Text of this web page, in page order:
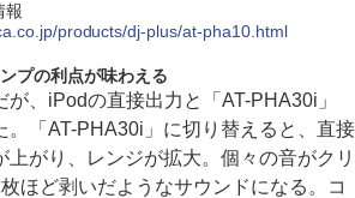
報
products/dj-plus/at-pha10.html
プの利点が味わえる
、iPodの直接出力と「AT-PHA30i」
。「AT-PHA30i」に切り替えると、直接
上がり、レンジが拡大。個々の音がクリ
ほど剥いだようなサウンドになる。コ